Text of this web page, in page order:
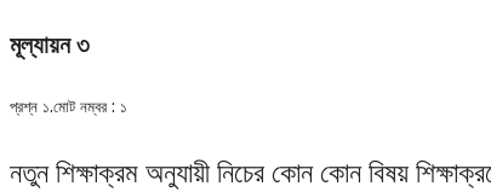
মূল্যায়ন ৩
প্রশ্ন ১.মোট নম্বর : ১
নতুন শিক্ষাক্রম অনুযায়ী নিচের কোন কোন বিষয়